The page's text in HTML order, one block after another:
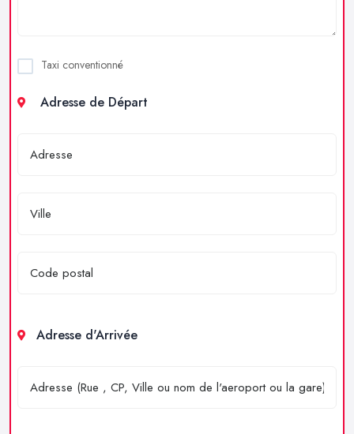
Taxi conventionné
Adresse de Départ
Adresse d'Arrivée